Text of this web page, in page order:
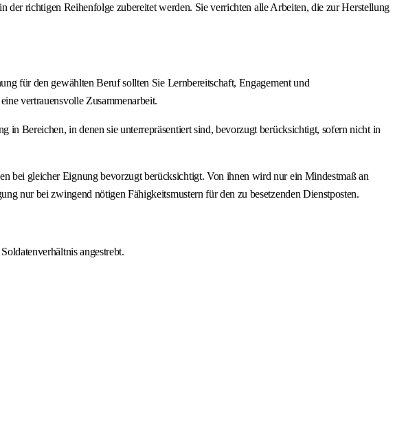
richtigen Reihenfolge zubereitet werden. Sie verrichten alle Arbeiten, die zur Herstellung
für den gewählten Beruf sollten Sie Lernbereitschaft, Engagement und
vertrauensvolle Zusammenarbeit.
Bereichen, in denen sie unterrepräsentiert sind, bevorzugt berücksichtigt, sofern nicht in
bei gleicher Eignung bevorzugt berücksichtigt. Von ihnen wird nur ein Mindestmaß an
nur bei zwingend nötigen Fähigkeitsmustern für den zu besetzenden Dienstposten.
angestrebt.